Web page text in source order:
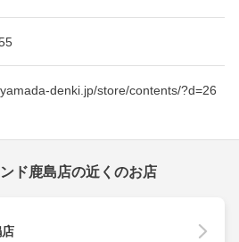
denki.jp/store/contents/?d=26
ド鹿島店の近くのお店